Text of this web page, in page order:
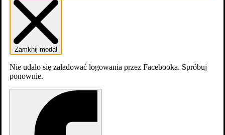
Pewnego razu w Meksyku: Desperado 2
Desperado
Zamknij modal
Nie udało się załadować logowania przez Facebooka. Spróbuj
ponownie.